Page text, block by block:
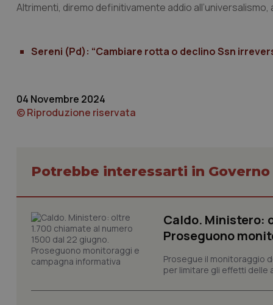
Altrimenti, diremo definitivamente addio all’universalismo,
Sereni (Pd): “Cambiare rotta o declino Ssn
04 Novembre 2024
© Riproduzione riservata
Potrebbe interessarti in
Caldo. Ministero:
Proseguono
Prosegue il monitoraggio
per limitare gli effetti delle
tracking-enable
PHPSESSID
_ga_KM60CM4NPH